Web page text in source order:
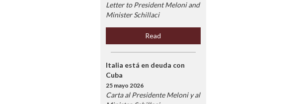
Letter to President Meloni and
Minister Schillaci
Read
Italia está en deuda con
Cuba
25 mayo 2026
Carta al Presidente Meloni y al